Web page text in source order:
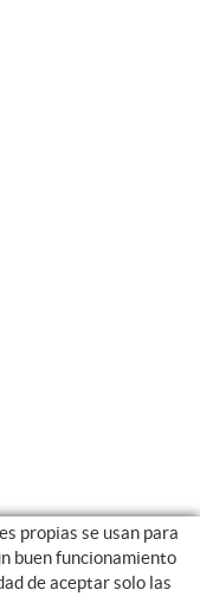
propias se usan para
buen funcionamiento
de aceptar solo las